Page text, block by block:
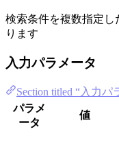
検索条件を複数指定
ります
入力パラメータ
Section titled “入力パ
パラメ
ータ
値